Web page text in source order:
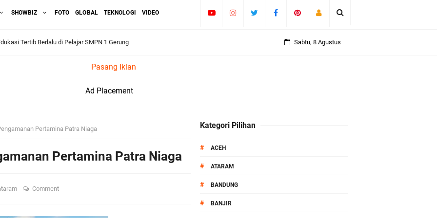
SHOWBIZ FOTO GLOBAL TEKNOLOGI VIDEO
Tertib Berlalu di Pelajar SMPN 1 Gerung
Lelede Sampaikan Pesan Kamtibmas
Lombok Tengah Gelar Apel Pembukaan PORSENAP
Sabtu, 8 Agustus
Pasang Iklan
Ad Placement
Pertamina Patra Niaga
Pertamina Patra Niaga
Comment
Kategori Pilihan
# ACEH
# ATARAM
# BANDUNG
# BANJIR